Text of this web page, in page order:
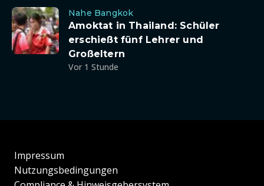
Nahe Bangkok
Amoktat in Thailand: Schüler
erschießt fünf Lehrer und
Großeltern
Vor 1 Stunde
Impressum
Nutzungsbedingungen